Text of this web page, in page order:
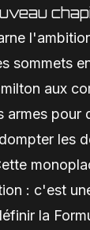
sommets
aux
armes pour
les
: c'est
la